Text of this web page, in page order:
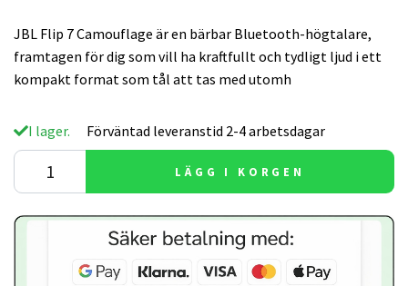
JBL Flip 7 Camouflage är en bärbar Bluetooth-högtalare,
framtagen för dig som vill ha kraftfullt och tydligt ljud i ett
kompakt format som tål att tas med utomh
I lager. Förväntad leveranstid 2-4 arbetsdagar
LÄGG I KORGEN